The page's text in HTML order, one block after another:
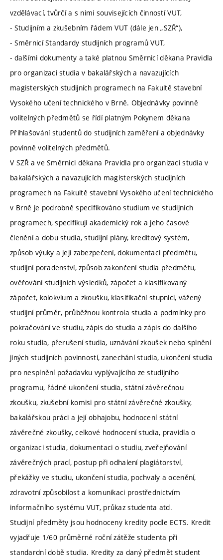
vzdělávací, tvůrčí a s nimi souvisejících činností VUT,
- Studijním a zkušebním řádem VUT (dále jen „SZŘ“),
- Směrnicí Standardy studijních programů VUT,
- dalšími dokumenty a také platnou Směrnicí děkana Pravidla
pro organizaci studia v bakalářských a navazujících
magisterských studijních programech na Fakultě stavební
Vysokého učení technického v Brně. Objednávky povinně
volitelných předmětů se řídí platným Pokynem děkana
Přihlašování studentů do studijních zaměření a objednávky
povinně volitelných předmětů.
V SZŘ a ve Směrnici děkana Pravidla pro organizaci studia v
bakalářských a navazujících magisterských studijních
programech na Fakultě stavební Vysokého učení technického
v Brně je podrobně specifikováno studium ve studijních
programech, specifikují akademický rok a jeho časové
členění a dobu studia, studijní plány, kreditový systém,
způsob výuky a její zabezpečení, dokumentaci předmětu,
studijní poradenství, způsob zakončení studia předmětu,
ověřování studijních výsledků, zápočet a klasifikovaný
zápočet, kolokvium a zkoušku, klasifikační stupnici, vážený
studijní průměr, průběžnou kontrola studia a podmínky pro
pokračování ve studiu, zápis do studia a zápis do dalšího
roku studia, přerušení studia, uznávání zkoušek nebo splnění
jiných studijních povinností, zanechání studia, ukončení studia
pro nesplnění požadavku vyplývajícího ze studijního
programu, řádné ukončení studia, státní závěrečnou
zkoušku, zkušební komisi pro státní závěrečné zkoušky,
bakalářskou práci a její obhajobu, hodnocení státní
závěrečné zkoušky, celkové hodnocení studia, pravidla o
organizaci studia, dokumentaci o studiu, zveřejňování
závěrečných prací, postup při odhalení plagiátorství,
překážky ve studiu, ukončení studia, pochvaly a ocenění,
zdravotní způsobilost a komunikaci prostřednictvím
informačního systému VUT, průkaz studenta atd.
Studijní předměty jsou hodnoceny kredity podle ECTS. Kredit
vyjadřuje 1/60 průměrné roční zátěže studenta při
standardní době studia. Kredity za daný předmět student